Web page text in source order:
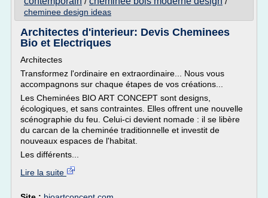
cheminee design ideas
Architectes d'interieur: Devis Cheminees
Bio et Electriques
Architectes
Transformez l'ordinaire en extraordinaire... Nous vous
accompagnons sur chaque étapes de vos créations...
Les Cheminées BIO ART CONCEPT sont designs,
écologiques, et sans contraintes. Elles offrent une nouvelle
scénographie du feu. Celui-ci devient nomade : il se libère
du carcan de la cheminée traditionnelle et investit de
nouveaux espaces de l'habitat.
Les différents...
Lire la suite